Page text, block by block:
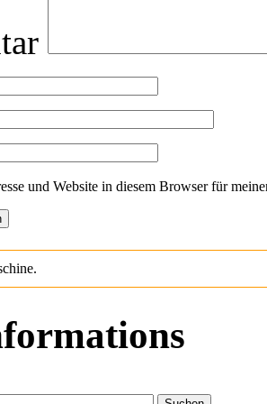
und Website in diesem Browser für